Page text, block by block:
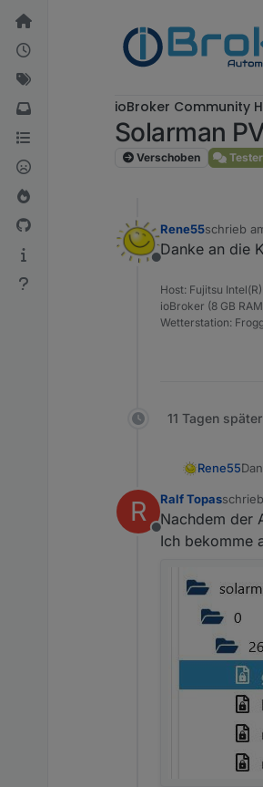
Weiter zum Inhalt
ioBroker Community
Solarman
Verschoben Tester
Offline
Rene55schrieb
zuletzt
Danke an die
Host: Fujitsu
ioBroker (8 GB
Wetterstation:
11 Tagen später
Rene55
R
Offline
Ralf Topas
zuletzt
Nachdem der
Ich bekomme